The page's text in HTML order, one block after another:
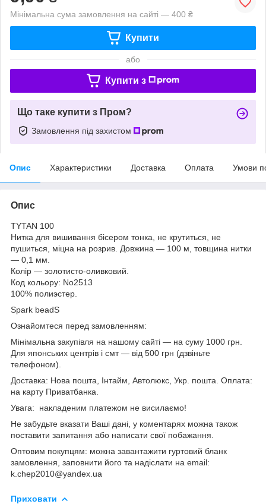
Мінімальна сума замовлення на сайті — 400 ₴
Купити
або
Купити з
Що таке купити з Пром?
Замовлення під захистом
Опис Характеристики Доставка Оплата Умови
Опис
TYTAN 100
Нитка для вишивання бісером тонка, не крутиться, не
пушиться, міцна на розрив. Довжина — 100 м, товщина нитки
— 0,1 мм.
Колір — золотисто-оливковий.
Код кольору: No2513
100% полиэстер
Spark beadS
Ознайомтеся перед замовленням:
Мінімальна закупівля на нашому сайті — на суму 1000 грн.
Для японських центрів і смт — від 500 грн (дзвіньте
телефоном).
Доставка: Нова пошта, Інтайм, Автолюкс, Укр. пошта. Оплата:
на карту Приватбанка.
Увага: накладеним платежом не висилаємо!
Не забудьте вказати Ваші дані, у коментарях можна також
поставити запитання або написати свої побажання.
Оптовим покупцям: можна завантажити гуртовий бланк
замовлення, заповнити його та надіслати на email:
k.chep2010@yandex.ua
Приховати